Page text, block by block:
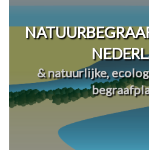
& natuurlijke,